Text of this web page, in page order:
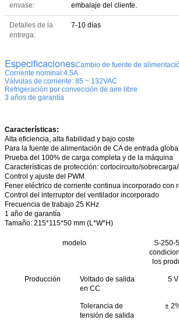
envase:
embalaje del cliente.
Detalles de la
entrega:
7-10 días
EspecificacionesCambio de fuente de
Corriente nominal:4.5A
Válvulas de corriente: 85 ~ 132VAC
Refrigeración por convección de aire libre
3 años de garantía
Características:
Alta eficiencia, alta fiabilidad y bajo coste
Para la fuente de alimentación de CA de entrada global
Prueba del 100% de carga completa y de la máquina
Características de protección: cortocircuito/
Control y ajuste del PWM
Fener eléctrico de corriente continua incorporado con
Control del interruptor del ventilador incorporado
Frecuencia de trabajo 25 KHz
1 año de garantía
Tamaño: 215*115*50 mm (L*W*H)
modelo
S-250-
los
Producción
Voltado de salida
en CC
5 V
Tolerancia de
tensión de salida
±